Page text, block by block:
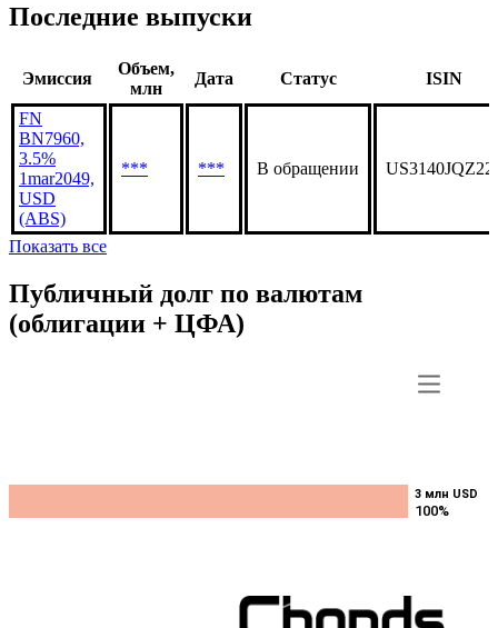
Последние выпуски
Эмиссия
Объем,
млн
Дата Статус ISIN
FN
BN7960,
3.5%
1mar2049,
USD
(ABS)
*** *** В обращении
Показать все
Публичный долг по валютам
(облигации + ЦФА)
3 млн USD
100%
3 млн USD
100%